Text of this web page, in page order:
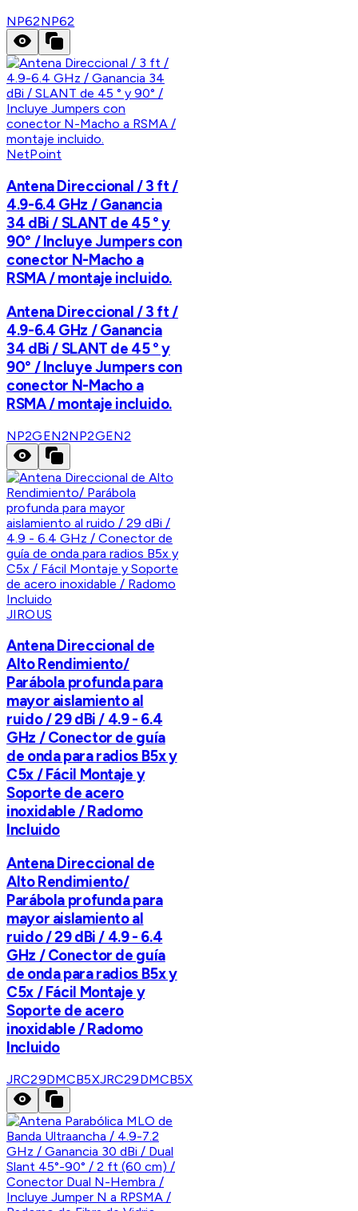
NP62NP62
NetPoint
Antena Direccional / 3 ft /
4.9-6.4 GHz / Ganancia
34 dBi / SLANT de 45 ° y
90° / Incluye Jumpers con
conector N-Macho a
RSMA / montaje incluido.
Antena Direccional / 3 ft /
4.9-6.4 GHz / Ganancia
34 dBi / SLANT de 45 ° y
90° / Incluye Jumpers con
conector N-Macho a
RSMA / montaje incluido.
NP2GEN2NP2GEN2
JIROUS
Antena Direccional de
Alto Rendimiento/
Parábola profunda para
mayor aislamiento al
ruido / 29 dBi / 4.9 - 6.4
GHz / Conector de guía
de onda para radios B5x y
C5x / Fácil Montaje y
Soporte de acero
inoxidable / Radomo
Incluido
Antena Direccional de
Alto Rendimiento/
Parábola profunda para
mayor aislamiento al
ruido / 29 dBi / 4.9 - 6.4
GHz / Conector de guía
de onda para radios B5x y
C5x / Fácil Montaje y
Soporte de acero
inoxidable / Radomo
Incluido
JRC29DMCB5XJRC29DMCB5X